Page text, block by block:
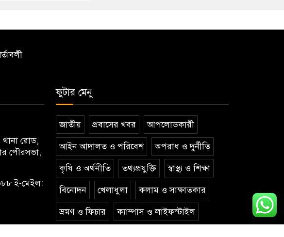
রোড,
পৌরসভা,
ই-মেইল:
ফুটার মেনু
জাতীয় প্রবাসের খবর আপলোডকারী
আইন আদালত ও পরিবেশ অপরাধ ও দুর্নীতি
কৃষি ও অর্থনীতি তথ্যপ্রযুক্তি স্বাস্থ্য ও শিক্ষা
বিনোদন খেলাধুলা কলাম ও সাক্ষাতকার
ভ্রমণ ও ফিচার ক্যাম্পাস ও লাইফস্টাইল